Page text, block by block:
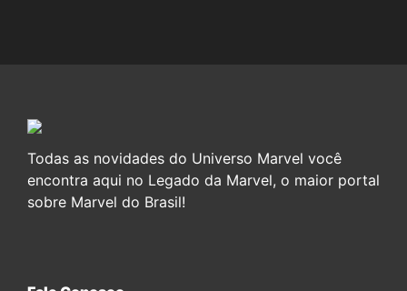
Todas as novidades do Universo Marvel você
encontra aqui no Legado da Marvel, o maior portal
sobre Marvel do Brasil!